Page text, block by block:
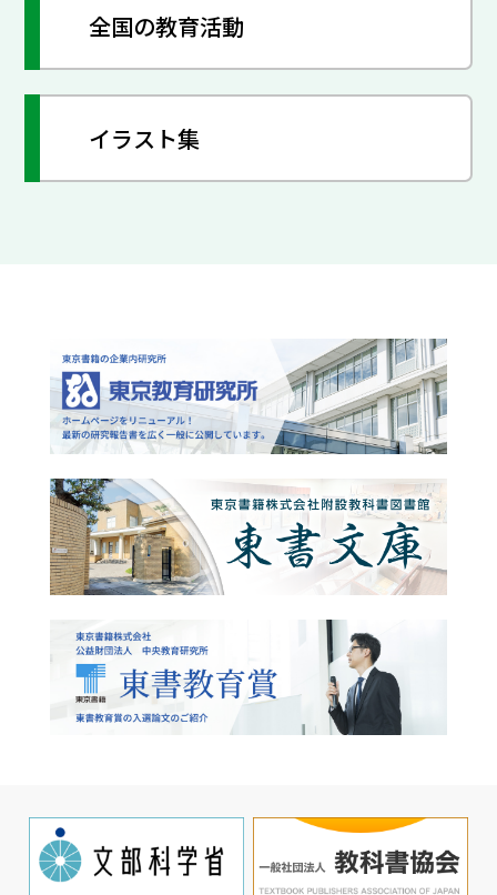
全国の教育活動
イラスト集